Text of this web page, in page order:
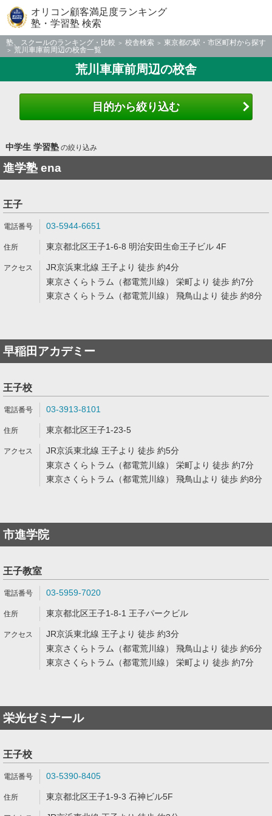
オリコン顧客満足度ランキング
塾・学習塾 検索
塾、スクールのランキング・比較 校舎検索
東京都の駅・市区町村から探す
荒川車庫前周辺の校舎一覧
荒川車庫前周辺の校舎
目的から絞り込む
中学生 学習塾の絞り込み
進学塾 ena
王子
03-5944-6651
東京都北区王子1-6-8 明治安田生命王子ビル 4F
JR京浜東北線 王子より 徒歩 約4分
東京さくらトラム（都電荒川線） 栄町より 徒歩 約7分
東京さくらトラム（都電荒川線） 飛鳥山より 徒歩 約8分
早稲田アカデミー
王子校
03-3913-8101
東京都北区王子1-23-5
JR京浜東北線 王子より 徒歩 約5分
東京さくらトラム（都電荒川線） 栄町より 徒歩 約7分
東京さくらトラム（都電荒川線） 飛鳥山より 徒歩 約8分
市進学院
王子教室
03-5959-7020
東京都北区王子1-8-1 王子パークビル
JR京浜東北線 王子より 徒歩 約3分
東京さくらトラム（都電荒川線） 飛鳥山より 徒歩 約6分
東京さくらトラム（都電荒川線） 栄町より 徒歩 約7分
栄光ゼミナール
王子校
03-5390-8405
東京都北区王子1-9-3 石神ビル5F